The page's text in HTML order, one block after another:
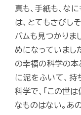
真も、手紙も、な
は、とてもさびし
バムも見つかりま
めになっていまし
の幸福の科学の本
に泥をふいて、持
科学で、「この世
なものはない。あ